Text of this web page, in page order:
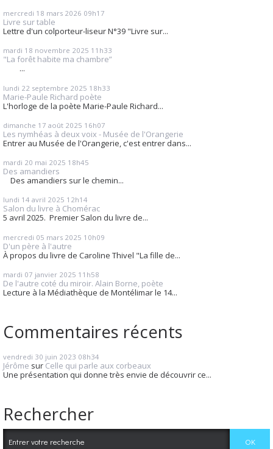
mercredi 18 mars 2026 09h17
Livre sur table
Lettre d'un colporteur-liseur N°39 "Livre sur...
mardi 18 novembre 2025 11h33
"La forêt habite ma chambre”
...
lundi 22 septembre 2025 18h33
Marie-Paule Richard poète
L'horloge de la poète Marie-Paule Richard...
dimanche 17 août 2025 16h07
Les nymhéas à deux voix - Musée de l'Orangerie
Entrer au Musée de l'Orangerie, c'est entrer dans...
mardi 20 mai 2025 18h45
Des amandiers
Des amandiers sur le chemin...
lundi 14 avril 2025 12h14
Salon du livre à Chomérac
5 avril 2025. Premier Salon du livre de...
mercredi 05 mars 2025 10h09
D'un père à l'autre
À propos du livre de Caroline Thivel "La fille de...
mardi 07 janvier 2025 11h58
De l'autre coté du miroir. Alain Borne, poète
Lecture à la Médiathèque de Montélimar le 14...
Commentaires récents
vendredi 30 juin 2023 08h34
Jérôme sur Celle qui parle aux corbeaux
Une présentation qui donne très envie de découvrir ce...
Rechercher